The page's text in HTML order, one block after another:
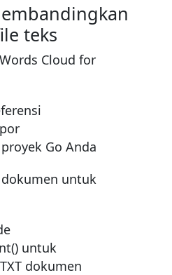
teks
Cloud for
Go Anda
dokumen untuk
untuk
dokumen